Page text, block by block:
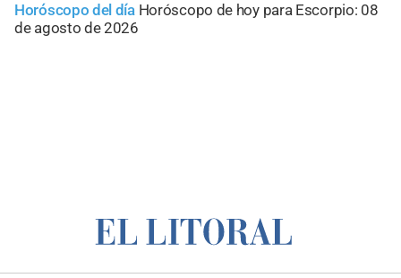
Horóscopo del día Horóscopo de hoy para Escorpio: 08
de agosto de 2026